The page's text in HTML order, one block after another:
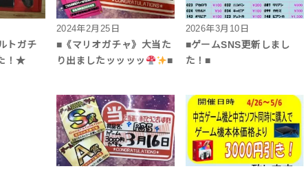
トガチ
！★
2024年2月25日
■《マリオガチャ》大当た
り出ましたッッッッ
■
2026年3月10日
■ゲームSNS更新しまし
た！■